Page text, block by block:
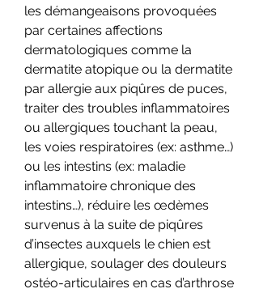
les démangeaisons provoquées
par certaines affections
dermatologiques comme la
dermatite atopique ou la dermatite
par allergie aux piqûres de puces,
traiter des troubles inflammatoires
ou allergiques touchant la peau,
les voies respiratoires (ex: asthme…)
ou les intestins (ex: maladie
inflammatoire chronique des
intestins…), réduire les œdèmes
survenus à la suite de piqûres
d’insectes auxquels le chien est
allergique, soulager des douleurs
ostéo-articulaires en cas d’arthrose